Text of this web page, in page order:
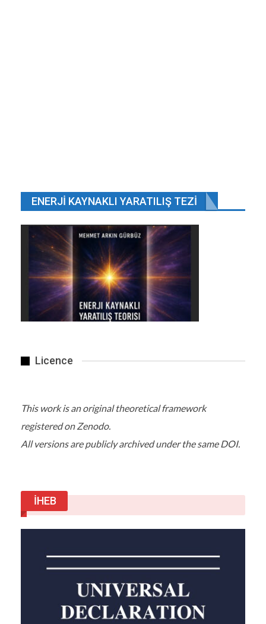
ENERJI KAYNAKLI YARATILIŞ TEZI
Licence
This work is an original theoretical framework
registered on Zenodo.
All versions are publicly archived under the same DOI.
İHEB